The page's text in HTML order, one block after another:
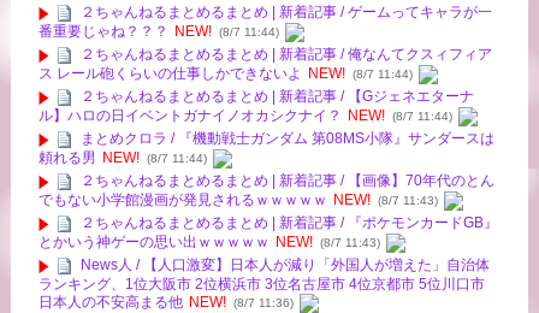
２ちゃんねるまとめるまとめ | 新着記事 / ゲームってキャラが一
番重要じゃね？？？
NEW! (8/7 11:44)
２ちゃんねるまとめるまとめ | 新着記事 / 俺なんてクスィフィア
ス レール砲くらいの仕事しかできないよ
NEW! (8/7 11:44)
２ちゃんねるまとめるまとめ | 新着記事 / 【Gジェネエターナ
ル】ハロの日イベントガナイノオカシクナイ？
NEW! (8/7 11:44)
まとめクロラ / 『機動戦士ガンダム 第08MS小隊』サンダースは
頼れる男 NEW! (8/7 11:44)
２ちゃんねるまとめるまとめ | 新着記事 / 【画像】70年代のとん
でもない小学館漫画が発見されるｗｗｗｗｗ
NEW! (8/7 11:43)
２ちゃんねるまとめるまとめ | 新着記事 / 『ポケモンカードGB』
とかいう神ゲーの思い出ｗｗｗｗｗ
NEW! (8/7 11:43)
News人 / 【人口激変】日本人が減り「外国人が増えた」自治体
ランキング、1位大阪市 2位横浜市 3位名古屋市 4位京都市 5位川口市
日本人の不安高まる他 NEW! (8/7 11:36)